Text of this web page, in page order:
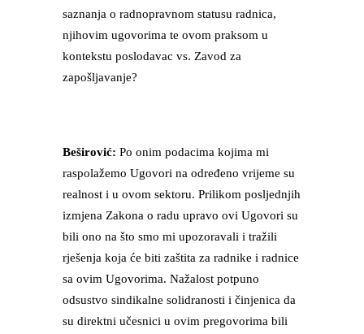
saznanja o radnopravnom statusu radnica,
njihovim ugovorima te ovom praksom u
kontekstu poslodavac vs. Zavod za
zapošljavanje?
Beširović: Po onim podacima kojima mi
raspolažemo Ugovori na određeno vrijeme su
realnost i u ovom sektoru. Prilikom posljednjih
izmjena Zakona o radu upravo ovi Ugovori su
bili ono na što smo mi upozoravali i tražili
rješenja koja će biti zaštita za radnike i radnice
sa ovim Ugovorima. Nažalost potpuno
odsustvo sindikalne solidranosti i činjenica da
su direktni učesnici u ovim pregovorima bili